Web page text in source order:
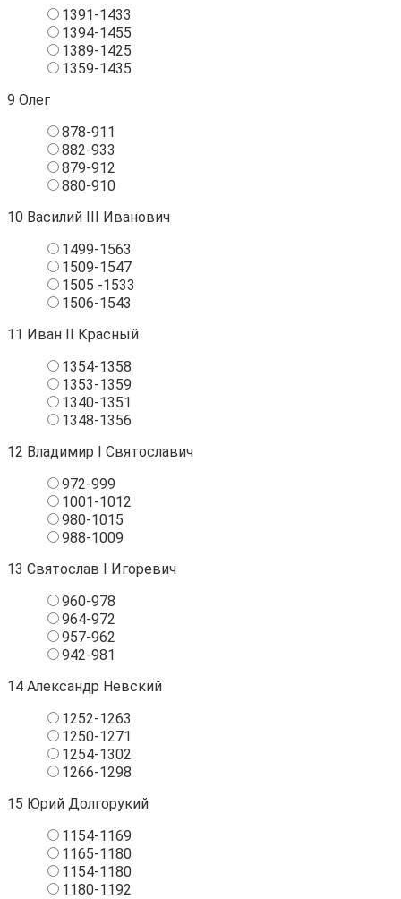
1391-1433
1394-1455
1389-1425
1359-1435
9 Олег
878-911
882-933
879-912
880-910
10 Василий III Иванович
1499-1563
1509-1547
1505 -1533
1506-1543
11 Иван II Красный
1354-1358
1353-1359
1340-1351
1348-1356
12 Владимир I Святославич
972-999
1001-1012
980-1015
988-1009
13 Святослав I Игоревич
960-978
964-972
957-962
942-981
14 Александр Невский
1252-1263
1250-1271
1254-1302
1266-1298
15 Юрий Долгорукий
1154-1169
1165-1180
1154-1180
1180-1192